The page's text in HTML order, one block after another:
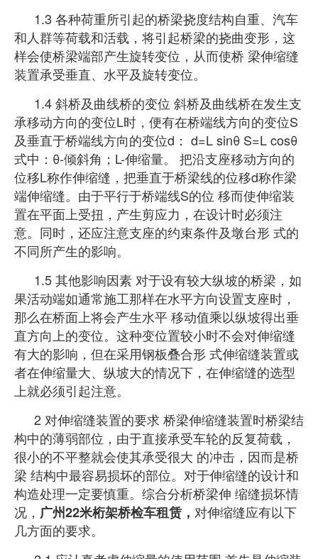
1.3 各种荷重所引起的桥梁挠度结构自重、汽车
和人群等荷载和活载，将引起桥梁的挠曲变形，这
样会使桥梁端部产生旋转变位，从而使桥 梁伸缩缝
装置承受垂直、水平及旋转变位。
1.4 斜桥及曲线桥的变位 斜桥及曲线桥在发生支
承移动方向的变位L时，便有在桥端线方向的变位S
及垂直于桥端线方向的变位d： d=L sinθ S=L cosθ
式中：θ-倾斜角；L-伸缩量。 把沿支座移动方向的
位移L称作伸缩缝，把垂直于桥梁线的位移d称作梁
端伸缩缝。由于平行于桥端线S的位 移而使伸缩装
置在平面上受扭，产生剪应力，在设计时必须注
意。同时，还应注意支座的约束条件及墩台形 式的
不同所产生的影响。
1.5 其他影响因素 对于设有较大纵坡的桥梁，如
果活动端如通常施工那样在水平方向设置支座时，
那么在桥面上将会产生水平 移动值乘以纵坡得出垂
直方向上的变位。这种变位置较小时不会对伸缩缝
有大的影响，但在采用钢板叠合形 式伸缩缝装置或
者在伸缩量大、纵坡大的情况下，在伸缩缝的选型
上就必须引起注意。
2 对伸缩缝装置的要求 桥梁伸缩缝装置时桥梁结
构中的薄弱部位，由于直接承受车轮的反复荷载，
很小的不平整就会使其承受很大 的冲击，因而是桥
梁 结构中最容易损坏的部位。对于伸缩缝的设计和
构造处理一定要慎重。综合分析桥梁伸 缩缝损坏情
况， 广州22米桁架桥检车租赁， 对伸缩缝应有以下
几方面的要求。